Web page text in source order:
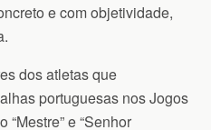
e com objetividade,
dos atletas que
portuguesas nos Jogos
e “Senhor